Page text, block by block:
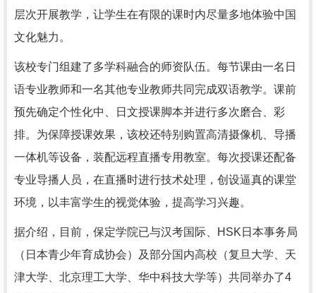
层次开展教学，让学生在有限的课时内尽量多地体验中国
文化魅力。
该校专门组建了多学科融合的师资队伍。每节课由一名日
语专业教师和一名其他专业教师共同完成双语教学。课前
预先确定个性化中、日文授课脚本并进行多次磨合、彩
排。为保障授课效果，该校还特别购置高清摄像机、导播
一体机等设备，装配远程直播专用教室。每次授课还配备
专业导播人员，在直播时进行技术处理，创设逼真的课堂
环境，以丰富学生的视觉体验，提高学习兴趣。
据介绍，目前，保定学院已与汉考国际、HSK日本事务局
（日本青少年育成协会）及部分国内高校（复旦大学、天
津大学、北京理工大学、华中科技大学等）共同举办了4